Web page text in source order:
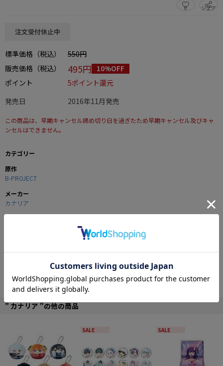
0 シェア
この商品をシェアする
注文受付休止中
標準価格（税込）
550円
販売価格（税込）
495円 10%OFF
ポイント
5ポイント還元
発売日
2016年11月発売
この商品は、早期キャンセル締め切り日を過ぎたため早期キャンセル及びキャ
ンセルはできません。
カテゴリー
原作
B-PROJECT
メーカー
カナリア
＜キタコレ＞＜THRIVE＞＜MooNs＞の、可愛いミニキャラデザインのストラッ
■材質：合板、組紐
■サイズ：約46×56×3mm
© MAGES.／Team B-PRO © B-PROJECT
" カナリア "の他の商品
SALE SALE